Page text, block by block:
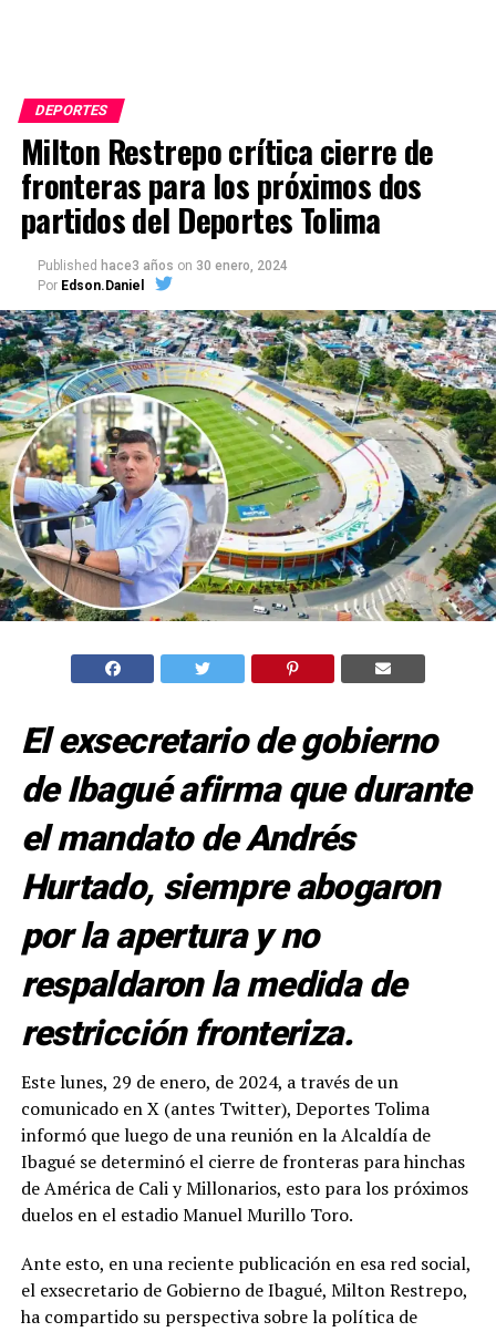
DEPORTES
Milton Restrepo crítica cierre de
fronteras para los próximos dos
partidos del Deportes Tolima
Published hace3 años on 30 enero, 2024
Por Edson.Daniel
El exsecretario de gobierno
de Ibagué afirma que durante
el mandato de Andrés
Hurtado, siempre abogaron
por la apertura y no
respaldaron la medida de
restricción fronteriza.
Este lunes, 29 de enero, de 2024, a través de un
comunicado en X (antes Twitter), Deportes Tolima
informó que luego de una reunión en la Alcaldía de
Ibagué se determinó el cierre de fronteras para hinchas
de América de Cali y Millonarios, esto para los próximos
duelos en el estadio Manuel Murillo Toro.
Ante esto, en una reciente publicación en esa red social,
el exsecretario de Gobierno de Ibagué, Milton Restrepo,
ha compartido su perspectiva sobre la política de